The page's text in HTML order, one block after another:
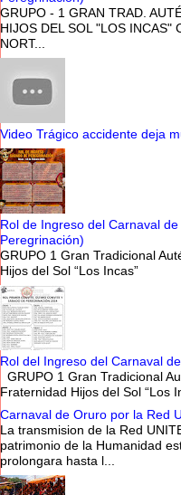
GRUPO - 1 GRAN TRAD.
HIJOS DEL SOL "LOS INCAS"
NORT...
Video Trágico accidente deja
Rol de Ingreso del Carnaval
Peregrinación)
GRUPO 1 Gran Tradicional
Hijos del Sol
Rol del Ingreso del Carnaval
GRUPO 1 Gran Tradicional
Fraternidad Hijos
Carnaval de Oruro por la Red
La transmision de la Red
patrimonio de la Humanidad
prolongara hasta l...